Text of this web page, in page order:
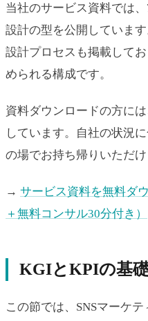
当社のサービス資料では
設計の型を公開していま
設計プロセスも掲載して
められる構成です。
資料ダウンロードの方には
しています。自社の状況
の場でお持ち帰りいただけ
→ サービス資料を無料ダ
＋無料コンサル30分付き）
KGIとKPIの基
この節では、SNSマーケ